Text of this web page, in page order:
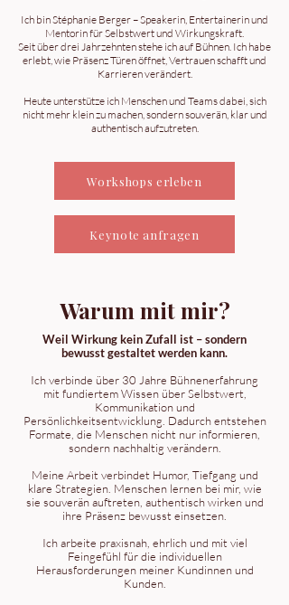
Ich bin Stéphanie Berger – Speakerin, Entertainerin und
Mentorin für Selbstwert und Wirkungskraft.
Seit über drei Jahrzehnten stehe ich auf Bühnen. Ich habe
erlebt, wie Präsenz Türen öffnet, Vertrauen schafft und
Karrieren verändert.
Heute unterstütze ich Menschen und Teams dabei, sich
nicht mehr klein zu machen, sondern souverän, klar und
authentisch aufzutreten.
Workshops erleben
Keynote anfragen
Warum mit mir?
Weil Wirkung kein Zufall ist – sondern
bewusst gestaltet werden kann.
Ich verbinde über 30 Jahre Bühnenerfahrung
mit fundiertem Wissen über Selbstwert,
Kommunikation und
Persönlichkeitsentwicklung. Dadurch entstehen
Formate, die Menschen nicht nur informieren,
sondern nachhaltig verändern.
Meine Arbeit verbindet Humor, Tiefgang und
klare Strategien. Menschen lernen bei mir, wie
sie souverän auftreten, authentisch wirken und
ihre Präsenz bewusst einsetzen.
Ich arbeite praxisnah, ehrlich und mit viel
Feingefühl für die individuellen
Herausforderungen meiner Kundinnen und
Kunden.